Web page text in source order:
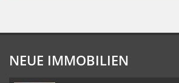
NEUE IMMOBILIEN